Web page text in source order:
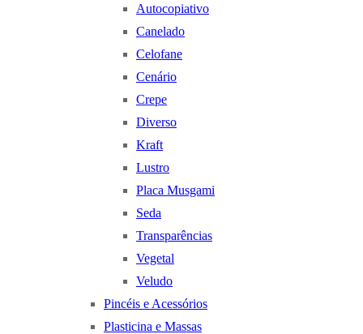
Autocopiativo
Canelado
Celofane
Cenário
Crepe
Diverso
Kraft
Lustro
Placa Musgami
Seda
Transparências
Vegetal
Veludo
Pincéis e Acessórios
Plasticina e Massas